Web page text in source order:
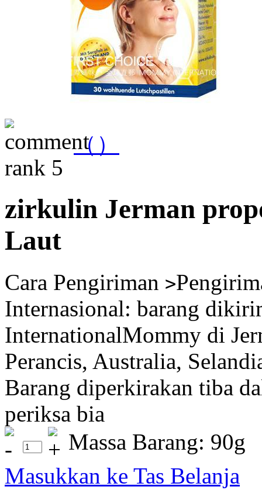
（ ）
zirkulin Jerman
Laut
Cara Pengiriman >
Internasional: barang
InternationalMommy di
Perancis, Australia,
Barang diperkirakan tiba
periksa bia
Massa Barang: 90g
Masukkan ke Tas Belanja